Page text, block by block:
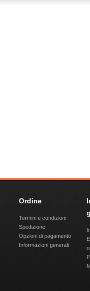
Ordine
Termini e condizioni
Spedizione
Opzioni di pagamento
Informazioni generali